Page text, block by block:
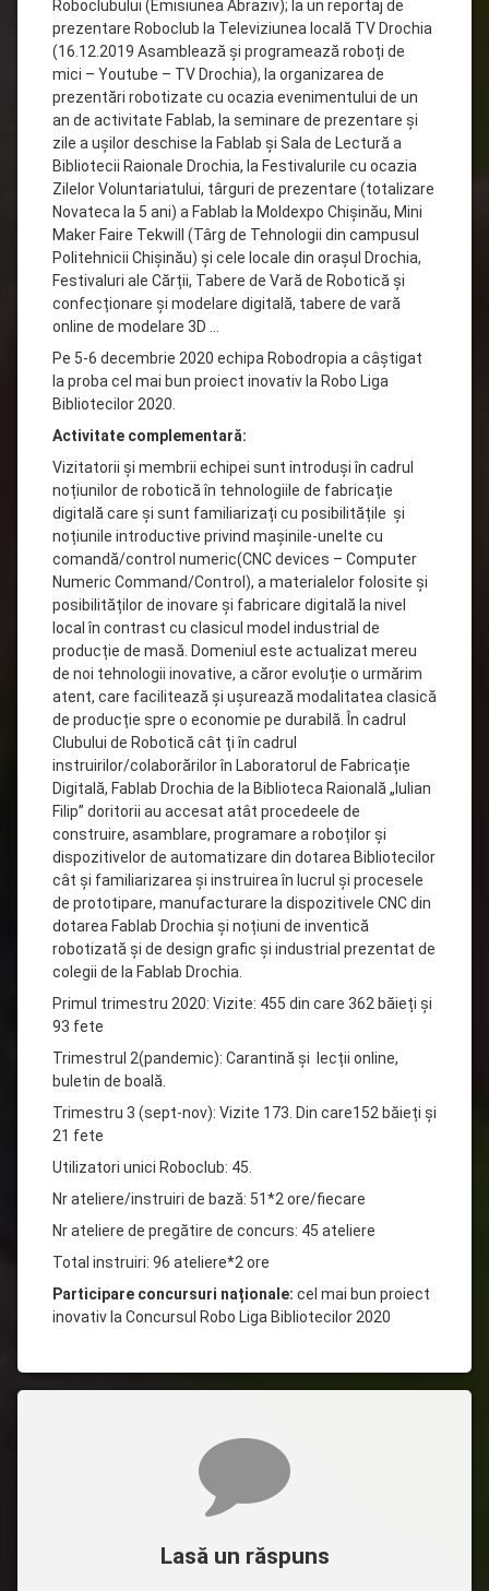
Roboclubului (Emisiunea Abraziv); la un reportaj de
prezentare Roboclub la Televiziunea locală TV Drochia
(16.12.2019 Asamblează și programează roboți de
mici – Youtube – TV Drochia), la organizarea de
prezentări robotizate cu ocazia evenimentului de un
an de activitate Fablab, la seminare de prezentare și
zile a ușilor deschise la Fablab și Sala de Lectură a
Bibliotecii Raionale Drochia, la Festivalurile cu ocazia
Zilelor Voluntariatului, târguri de prezentare (totalizare
Novateca la 5 ani) a Fablab la Moldexpo Chișinău, Mini
Maker Faire Tekwill (Târg de Tehnologii din campusul
Politehnicii Chișinău) și cele locale din orașul Drochia,
Festivaluri ale Cărții, Tabere de Vară de Robotică și
confecționare și modelare digitală, tabere de vară
online de modelare 3D …
Pe 5-6 decembrie 2020 echipa Robodropia a câștigat
la proba cel mai bun proiect inovativ la Robo Liga
Bibliotecilor 2020.
Activitate complementară:
Vizitatorii și membrii echipei sunt introduși în cadrul
noțiunilor de robotică în tehnologiile de fabricație
digitală care și sunt familiarizați cu posibilitățile și
noțiunile introductive privind mașinile-unelte cu
comandă/control numeric(CNC devices – Computer
Numeric Command/Control), a materialelor folosite și
posibilităților de inovare și fabricare digitală la nivel
local în contrast cu clasicul model industrial de
producție de masă. Domeniul este actualizat mereu
de noi tehnologii inovative, a căror evoluție o urmărim
atent, care facilitează și ușurează modalitatea clasică
de producție spre o economie pe durabilă. În cadrul
Clubului de Robotică cât ți în cadrul
instruirilor/colaborărilor în Laboratorul de Fabricație
Digitală, Fablab Drochia de la Biblioteca Raională „Iulian
Filip” doritorii au accesat atât procedeele de
construire, asamblare, programare a roboților și
dispozitivelor de automatizare din dotarea Bibliotecilor
cât și familiarizarea și instruirea în lucrul și procesele
de prototipare, manufacturare la dispozitivele CNC din
dotarea Fablab Drochia și noțiuni de inventică
robotizată și de design grafic și industrial prezentat de
colegii de la Fablab Drochia.
Primul trimestru 2020: Vizite: 455 din care 362 băieți și
93 fete
Trimestrul 2(pandemic): Carantină și lecții online,
buletin de boală.
Trimestru 3 (sept-nov): Vizite 173. Din care152 băieți și
21 fete
Utilizatori unici Roboclub: 45.
Nr ateliere/instruiri de bază: 51*2 ore/fiecare
Nr ateliere de pregătire de concurs: 45 ateliere
Total instruiri: 96 ateliere*2 ore
Participare concursuri naționale: cel mai bun proiect
inovativ la Concursul Robo Liga Bibliotecilor 2020
Lasă un răspuns